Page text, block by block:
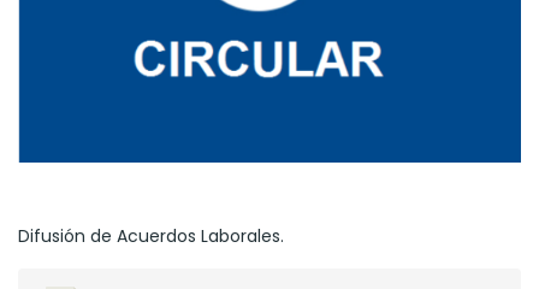
Difusión de Acuerdos Laborales.